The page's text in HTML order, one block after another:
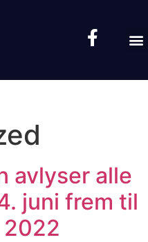
avlyser alle
juni frem til
2022